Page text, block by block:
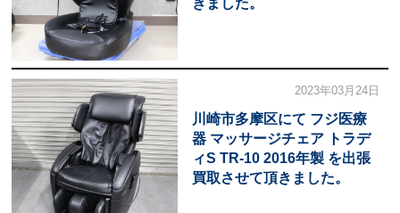
2023年03月24日
川崎市多摩区にて フジ医療
器 マッサージチェア トラデ
ィS TR-10 2016年製 を出張
買取させて頂きました。